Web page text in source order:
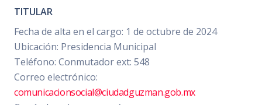
TITULAR
Fecha de alta en el cargo: 1 de octubre de 2024
Ubicación: Presidencia Municipal
Teléfono: Conmutador ext: 548
Correo electrónico:
comunicacionsocial@ciudadguzman.gob.mx